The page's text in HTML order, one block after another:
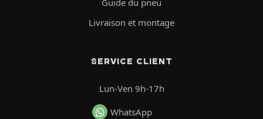
Guide du pneu
Livraison et montage
SERVICE CLIENT
Lun-Ven 9h-17h
WhatsApp